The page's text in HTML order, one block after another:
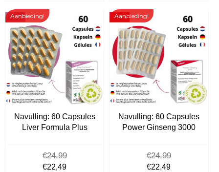
Navulling: 60 Capsules
Liver Formula Plus
€24,99
Oorspronkelijke
€22,49Huidige
Aanbieding!
Navulling: 60 Capsules
Power Ginseng 3000
€24,99
Oorspronkelijke
€22,49Huidige
Aanbieding!